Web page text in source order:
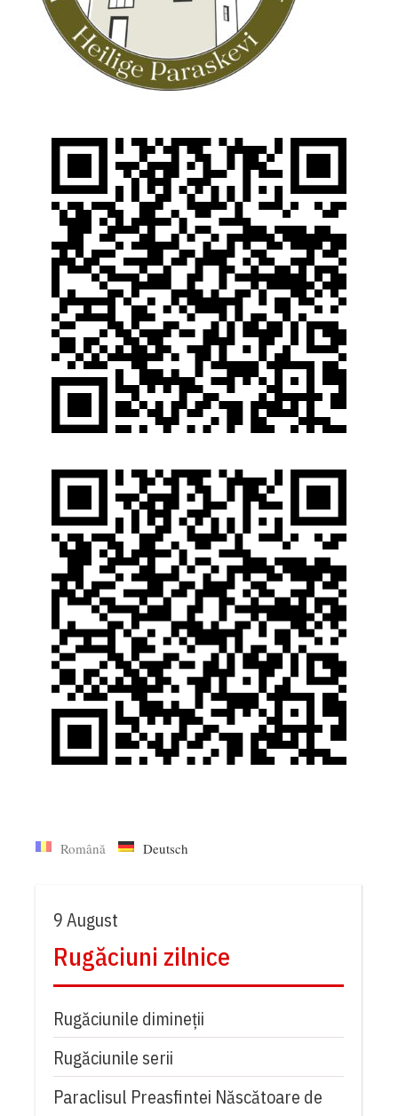
Română Deutsch
9 August
Rugăciuni zilnice
Rugăciunile dimineții
Rugăciunile serii
Paraclisul Preasfintei Născătoare de